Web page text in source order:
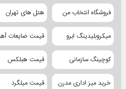
فروشگاه انتخاب من هتل های تهران
میکروبلیدینگ ابرو قیمت ضایعات
کوچینگ سازمانی قیمت هبلکس
خرید میز اداری مدرن قیمت میلگرد